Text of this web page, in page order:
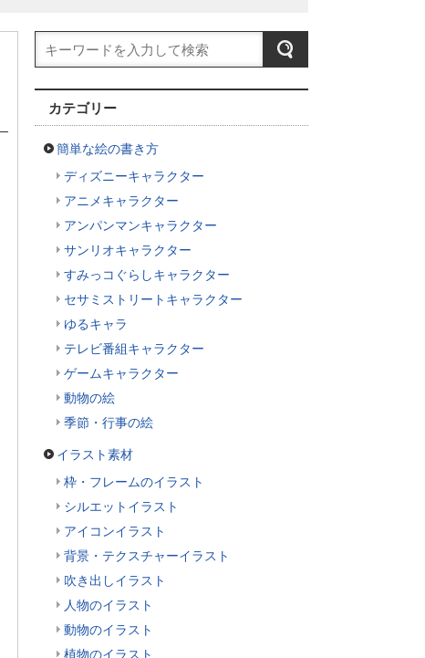
カテゴリー
簡単な絵の書き方
ディズニーキャラクター
アニメキャラクター
アンパンマンキャラクター
サンリオキャラクター
すみっコぐらしキャラクター
セサミストリートキャラクター
ゆるキャラ
テレビ番組キャラクター
ゲームキャラクター
動物の絵
季節・行事の絵
イラスト素材
枠・フレームのイラスト
シルエットイラスト
アイコンイラスト
背景・テクスチャーイラスト
吹き出しイラスト
人物のイラスト
動物のイラスト
植物のイラスト